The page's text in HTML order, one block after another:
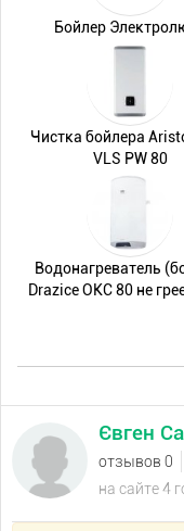
Бойлер
Чистка бойлера
VLS PW 80
Водонагреватель
Drazice OKC 80 не
Євген
отзывов 0
на сайте 4